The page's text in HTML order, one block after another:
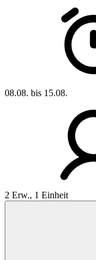
08.08. bis 15.08.
2 Erw., 1 Einheit